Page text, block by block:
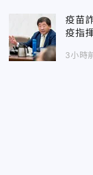
疫苗
疫指
3小時